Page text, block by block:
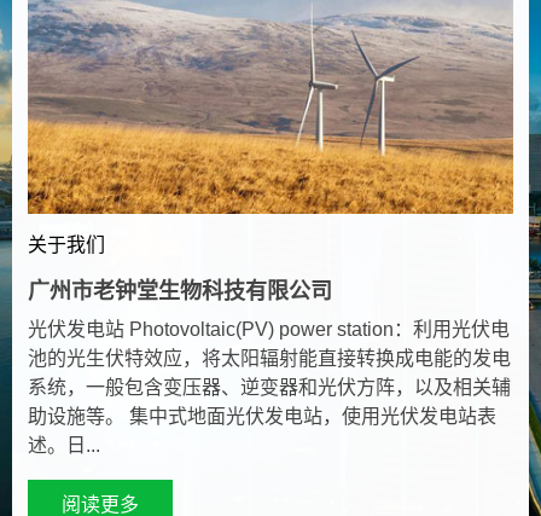
关于我们
广州市老钟堂生物科技有限公司
光伏发电站 Photovoltaic(PV) power station：利用光伏电
池的光生伏特效应，将太阳辐射能直接转换成电能的发电
系统，一般包含变压器、逆变器和光伏方阵，以及相关辅
助设施等。 集中式地面光伏发电站，使用光伏发电站表
述。日...
阅读更多